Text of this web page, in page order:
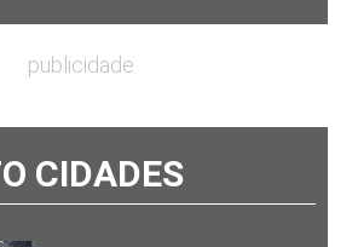
publicidade
CIDADES